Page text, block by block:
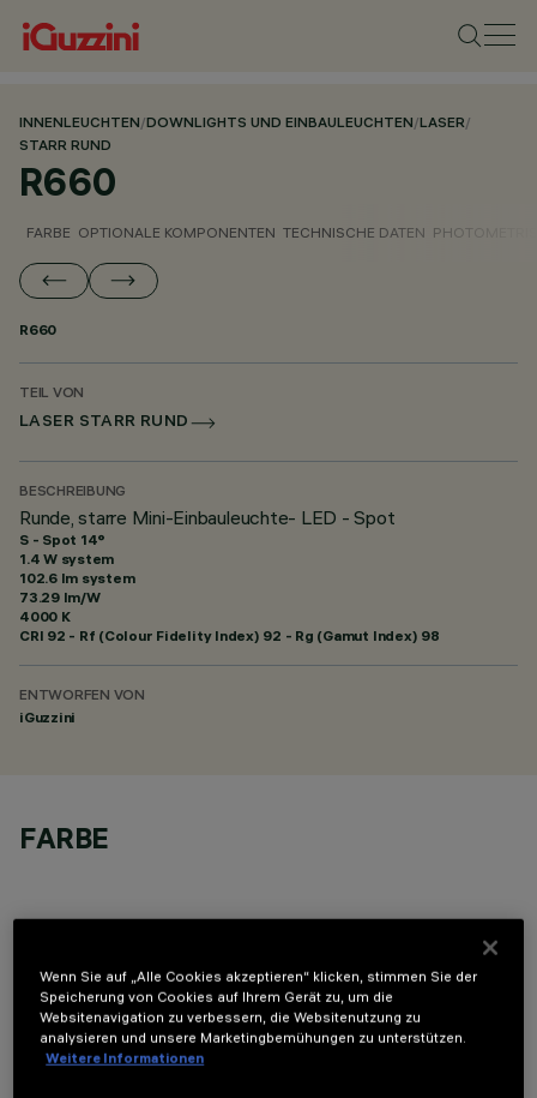
INNENLEUCHTEN/DOWNLIGHTS UND EINBAULEUCHTEN/LASER/
STARR RUND
R660
FARBE OPTIONALE KOMPONENTEN TECHNISCHE DATEN
R660
TEIL VON
LASER STARR RUND
BESCHREIBUNG
Runde, starre Mini-Einbauleuchte- LED - Spot
S - Spot 14°
1.4 W system
102.6 lm system
73.29 lm/W
4000 K
CRI 92 - Rf (Colour Fidelity Index) 92 - Rg (Gamut Index) 98
ENTWORFEN VON
iGuzzini
FARBE
OPTIONALE KOMPONENTEN
Wenn Sie auf „Alle Cookies akzeptieren“ klicken, stimmen Sie der
Speicherung von Cookies auf Ihrem Gerät zu, um die
Websitenavigation zu verbessern, die Websitenutzung zu
analysieren und unsere Marketingbemühungen zu unterstützen.
Weitere Informationen